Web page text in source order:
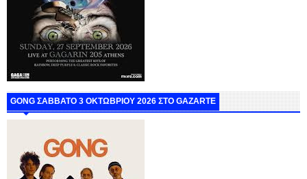
GONG ΣΑΒΒΑΤΟ 3 ΟΚΤΩΒΡΙΟΥ 2026 ΣΤΟ GAZARTE